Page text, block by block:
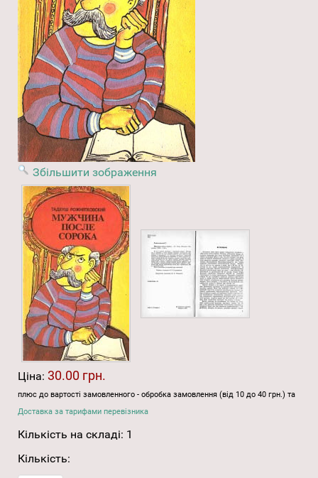
Збільшити зображення
Ціна: 30.00 грн.
плюс до вартості замовленного - обробка замовлення (від 10 до 40 грн.) та
Доставка за тарифами перевізника
Кількість на складі: 1
Кількість: